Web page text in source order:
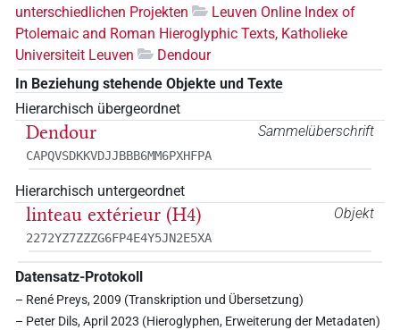
unterschiedlichen Projekten
Leuven Online Index of
Ptolemaic and Roman Hieroglyphic Texts, Katholieke
Universiteit Leuven
Dendour
In Beziehung stehende Objekte und Texte
Hierarchisch übergeordnet
Sammelüberschrift
Dendour
CAPQVSDKKVDJJBBB6MM6PXHFPA
Hierarchisch untergeordnet
Objekt
linteau extérieur (H4)
2272YZ7ZZZG6FP4E4Y5JN2E5XA
Datensatz-Protokoll
– René Preys, 2009 (Transkription und Übersetzung)
– Peter Dils, April 2023 (Hieroglyphen, Erweiterung der Metadaten)